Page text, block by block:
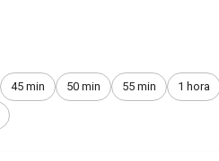
45 min 50 min 55 min 1 hora